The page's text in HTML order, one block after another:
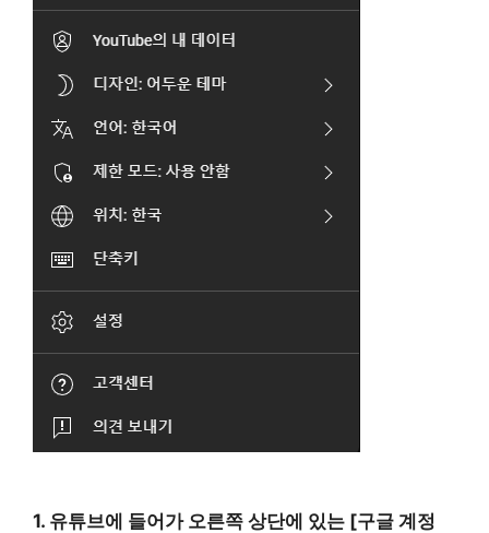
1. 유튜브에 들어가 오른쪽 상단에 있는 [구글 계정